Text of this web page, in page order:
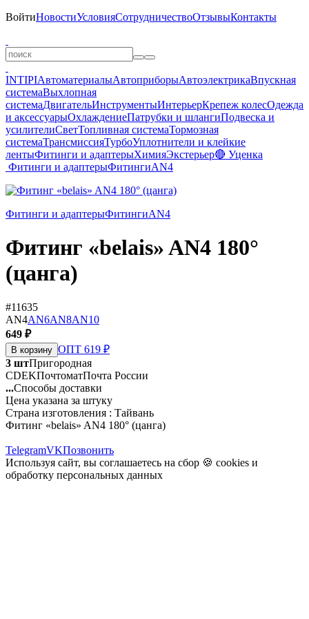
ВойтиНовостиУсловияСотрудничествоОтзывыКонтакты
INTIPIАвтоматериалыАвтоприборыАвтоэлектрикаВпускная
системаВыхлопная
системаДвигательИнструментыИнтерьерКрепеж колесОдежда
и аксессуарыОхлаждениеПатрубки и шлангиПодвеска и
усилителиСветТопливная системаТормозная
системаТрансмиссияТурбоУплотнители и клейкие
лентыФитинги и адаптерыХимияЭкстерьер🔴 Уценка
Фитинги и адаптерыФитингиAN4
Фитинги и адаптерыФитингиAN4
Фитинг «belais» AN4 180°
(цанга)
#11635
AN4AN6AN8AN10
649 ₽
В корзину ОПТ 619 ₽
3 штПригородная
CDEKПочтоматПочта России
...Способы доставки
Цена указана за штуку
Страна изготовления : Тайвань
Фитинг «belais» AN4 180° (цанга)
TelegramVKПозвонить
Используя сайт, вы соглашаетесь на сбор 🍪 cookies и
обработку персональных данных